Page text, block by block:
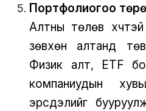
Портфолиогоо
Алтны төлөв
зөвхөн алтанд
Физик алт, ETF
компаниудын
эрсдэлийг